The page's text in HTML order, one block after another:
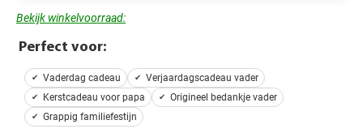
Bekijk winkelvoorraad:
Perfect voor:
Vaderdag cadeau
Verjaardagscadeau vader
Kerstcadeau voor papa
Origineel bedankje vader
Grappig familiefestijn